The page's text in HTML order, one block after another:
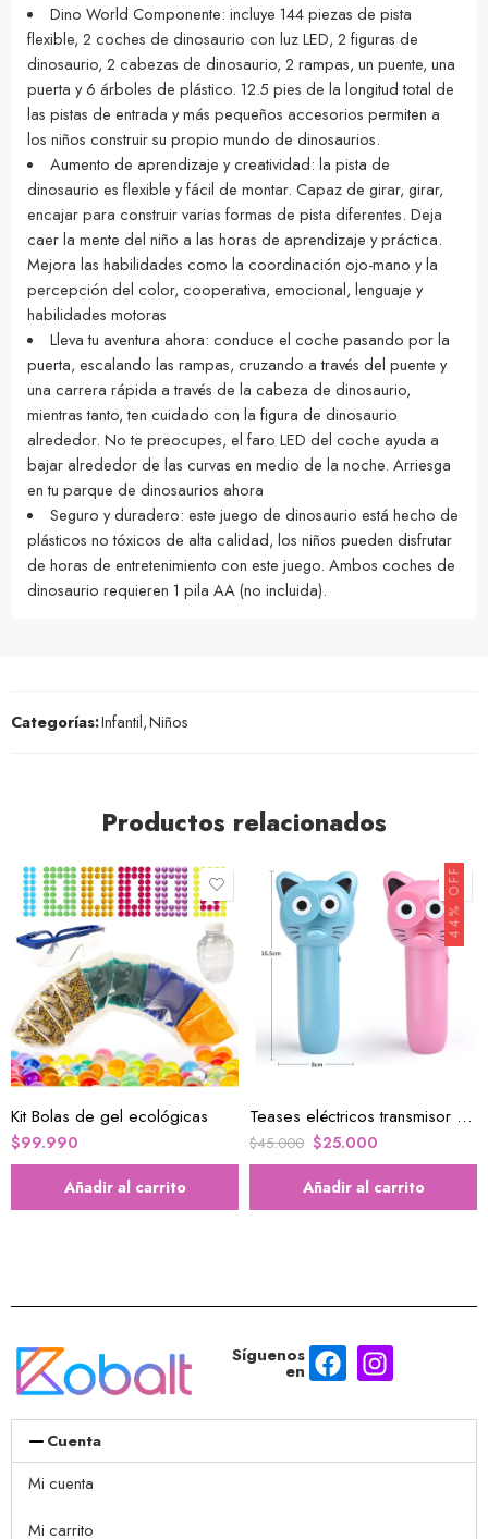
Dino World Componente: incluye 144 piezas de pista
flexible, 2 coches de dinosaurio con luz LED, 2 figuras de
dinosaurio, 2 cabezas de dinosaurio, 2 rampas, un puente, una
puerta y 6 árboles de plástico. 12.5 pies de la longitud total de
las pistas de entrada y más pequeños accesorios permiten a
los niños construir su propio mundo de dinosaurios.
Aumento de aprendizaje y creatividad: la pista de
dinosaurio es flexible y fácil de montar. Capaz de girar, girar,
encajar para construir varias formas de pista diferentes. Deja
caer la mente del niño a las horas de aprendizaje y práctica.
Mejora las habilidades como la coordinación ojo-mano y la
percepción del color, cooperativa, emocional, lenguaje y
habilidades motoras
Lleva tu aventura ahora: conduce el coche pasando por la
puerta, escalando las rampas, cruzando a través del puente y
una carrera rápida a través de la cabeza de dinosaurio,
mientras tanto, ten cuidado con la figura de dinosaurio
alrededor. No te preocupes, el faro LED del coche ayuda a
bajar alrededor de las curvas en medio de la noche. Arriesga
en tu parque de dinosaurios ahora
Seguro y duradero: este juego de dinosaurio está hecho de
plásticos no tóxicos de alta calidad, los niños pueden disfrutar
de horas de entretenimiento con este juego. Ambos coches de
dinosaurio requieren 1 pila AA (no incluida).
Categorías:Infantil,Niños
Productos relacionados
Kit Bolas de gel ecológicas
$99.990
Añadir al carrito
44% OFF
Teases eléctricos transmisor de cuerda de gato
$45.000 $25.000
Añadir al carrito
Síguenos
en
Cuenta
Mi cuenta
Mi carrito